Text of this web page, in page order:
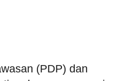
(PDP) dan